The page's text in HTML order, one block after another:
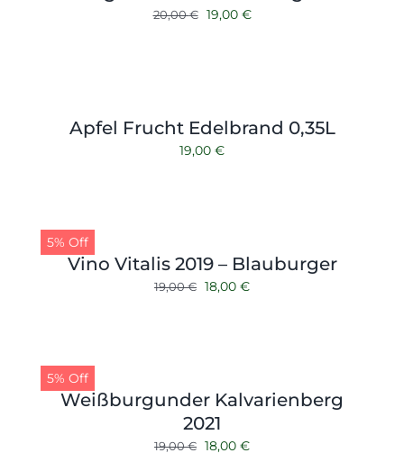
20,00€ Ursprünglicher
19,00 €Aktueller
Apfel Frucht Edelbrand 0,35L
19,00 €
5% Off
Vino Vitalis 2019 – Blauburger
19,00€ Ursprünglicher
18,00 €Aktueller
5% Off
Weißburgunder Kalvarienberg
2021
19,00€ Ursprünglicher
18,00 €Aktueller